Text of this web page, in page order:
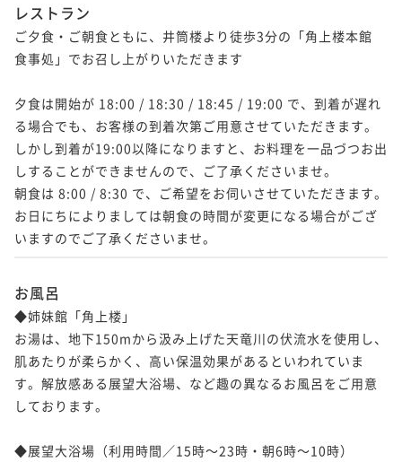
レストラン
ご夕食・ご朝食ともに、井筒楼より徒歩3分の「角上楼本館
食事処」でお召し上がりいただきます
夕食は開始が 18:00 / 18:30 / 18:45 / 19:00 で、到着が遅れ
る場合でも、お客様の到着次第ご用意させていただきます。
しかし到着が19:00以降になりますと、お料理を一品づつお出
しすることができませんので、ご了承くださいませ。
朝食は 8:00 / 8:30 で、ご希望をお伺いさせていただきます。
お日にちによりましては朝食の時間が変更になる場合がござ
いますのでご了承くださいませ。
お風呂
◆姉妹館「角上楼」
お湯は、地下150mから汲み上げた天竜川の伏流水を使用し、
肌あたりが柔らかく、高い保温効果があるといわれていま
す。解放感ある展望大浴場、など趣の異なるお風呂をご用意
しております。
◆展望大浴場（利用時間／15時～23時・朝6時～10時）